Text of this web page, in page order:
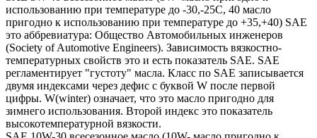
использованию при температуре до -30,-25С, 40 масло
пригодно к использованию при температуре до +35,+40) SAE
это аббревиатура: Общество Автомобильных инженеров
(Society of Automotive Engineers). Зависимость вязкостно-
температурных свойств это и есть показатель SAE. SAE
регламентирует "густоту" масла. Класс по SAE записывается
двумя индексами через дефис с буквой W после первой
цифры. W(winter) означает, что это масло пригодно для
зимнего использования. Второй индекс это показатель
высокотемпературной вязкости.